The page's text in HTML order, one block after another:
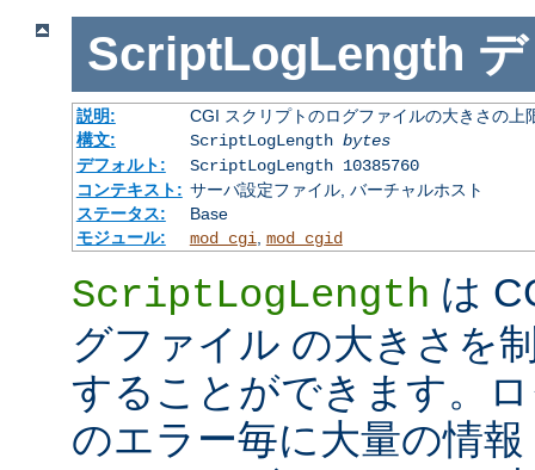
ScriptLogLength
説明:
CGI スクリプトのログファイルの大きさの上
構文:
ScriptLogLength bytes
デフォルト:
ScriptLogLength 10385760
コンテキスト: サーバ設定ファイル, バーチャルホスト
ステータス:
Base
モジュール:
mod_cgi mod_cgid
ScriptLogLength は
グファイル の大きさを
することができます。
のエラー毎に大量の情